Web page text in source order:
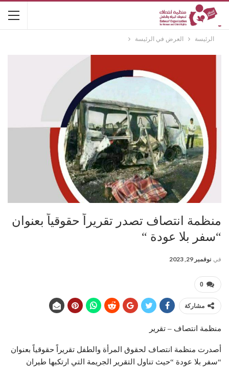
الرئيسة العرض في الرئيسة
منظمة انتصاف تصدر تقريراً حقوقياً بعنوان
“سفر بلا عودة “
في نوفمبر 29, 2023
0
مشاركة
منظمة انتصاف – تقرير
أصدرت منظمة انتصاف لحقوق المرأة والطفل تقريراً حقوقياً بعنوان
“سفر بلا عودة “حيث تناول التقرير الجريمة التي ارتكبها طيران